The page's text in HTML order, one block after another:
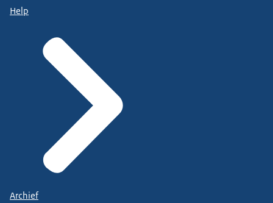
Help
Archief